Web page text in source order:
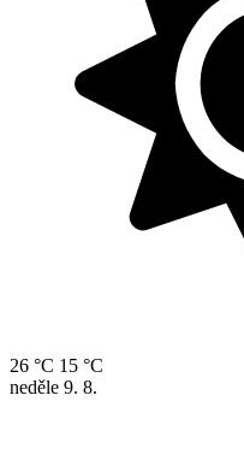
26 °C 15 °C
neděle 9. 8.